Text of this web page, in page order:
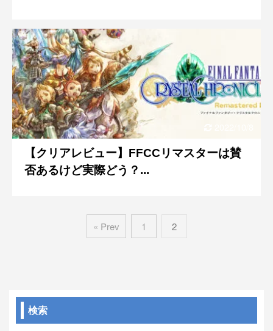
【クリアレビュー】FFCCリマスターは賛
否あるけど実際どう？...
« Prev 1 2
検索